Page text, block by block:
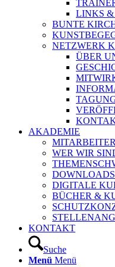
LINKS
BUNTE
NETZWERK
ÜBER
AKADEMIE
WER WIR
DOWNLOADS
DIGITALE
BÜCHER &
KONTAKT
Suche
Menü Menü